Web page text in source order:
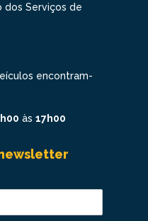
dos Serviços de
encontram-
às 17h00